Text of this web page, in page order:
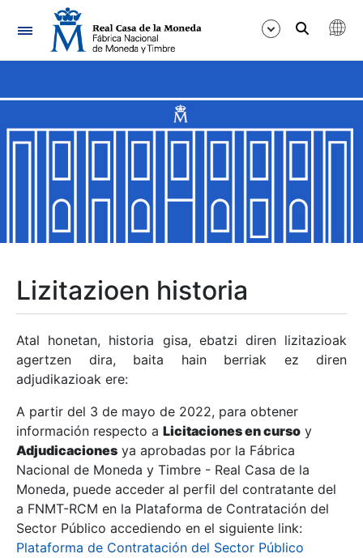
Nabigazioa
Erakutsi/Ezkutatu
Erakutsi/Ezkutatu
Erakutsi/Ezkutatu
Erakutsi/Ezkutatu
Erakutsi/Ezkutatu
Erakutsi/Ezkutatu
Erakutsi/Ezkutatu
Lizitazioen historia
Atal honetan, historia gisa, ebatzi diren lizitazioak
agertzen dira, baita hain berriak ez diren
adjudikazioak ere:
A partir del 3 de mayo de 2022, para obtener
información respecto a Licitaciones en curso y
Adjudicaciones ya aprobadas por la Fábrica
Nacional de Moneda y Timbre - Real Casa de la
Moneda, puede acceder al perfil del contratante del
a FNMT-RCM en la Plataforma de Contratación del
Sector Público accediendo en el siguiente link:
Plataforma de Contratación del Sector Público